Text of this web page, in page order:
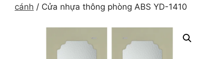
cánh / Cửa nhựa thông phòng ABS YD-1410